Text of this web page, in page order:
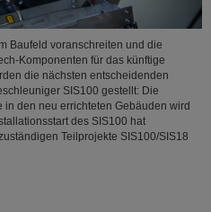
Baufeld voranschreiten und die
Komponenten für das künftige
die nächsten entscheidenden
SIS100 gestellt: Die
den neu errichteten Gebäuden wird
des SIS100 hat
Teilprojekte SIS100/SIS18